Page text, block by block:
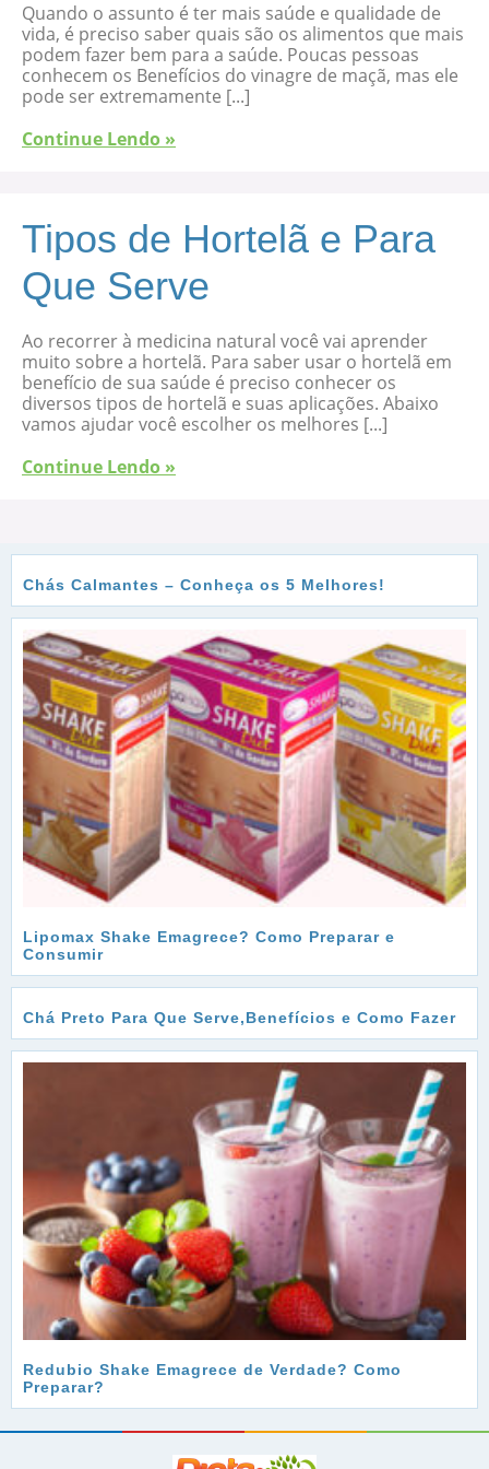
Quando o assunto é ter mais saúde e qualidade de
vida, é preciso saber quais são os alimentos que mais
podem fazer bem para a saúde. Poucas pessoas
conhecem os Benefícios do vinagre de maçã, mas ele
pode ser extremamente [...]
Continue Lendo »
Tipos de Hortelã e Para
Que Serve
Ao recorrer à medicina natural você vai aprender
muito sobre a hortelã. Para saber usar o hortelã em
benefício de sua saúde é preciso conhecer os
diversos tipos de hortelã e suas aplicações. Abaixo
vamos ajudar você escolher os melhores [...]
Continue Lendo »
Chás Calmantes – Conheça os 5 Melhores!
Lipomax Shake Emagrece? Como Preparar e
Consumir
Chá Preto Para Que Serve,Benefícios e Como Fazer
Redubio Shake Emagrece de Verdade? Como
Preparar?